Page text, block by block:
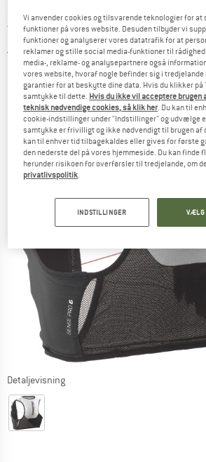
SALOMON -
Sense Pro 6 Race
Trailrunning ryksæk
5,0(2)
Detaljevisning
Vi anvender cookies og tilsvarende teknologier for at
funktioner på vores website. Desuden tilbyder vi
funktioner og analyserer vores datatrafik for at
reklamer og stille social media-funktioner til
media-, reklame- og analysepartnere også
vores website, hvoraf nogle befinder sig i
garantier for at beskytte dine data. Hvis du klikker
samtykke til dette. Hvis du ikke vil acceptere brugen
teknisk nødvendige cookies, så klik her . Du kan til
cookie-indstillinger under "Indstillinger" og udvælge
samtykke er frivilligt og ikke nødvendigt til brugen af
kan til enhver tid tilbagekaldes eller gives for første
den nederste del på vores hjemmeside. Du kan finde
herunder risikoen for overførsler til tredjelande, om
privatlivspolitik
INDSTILLINGER VÆLG